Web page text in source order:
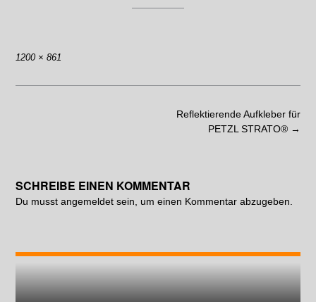
1200 × 861
Reflektierende Aufkleber für
PETZL STRATO® →
SCHREIBE EINEN KOMMENTAR
Du musst angemeldet sein, um einen Kommentar abzugeben.